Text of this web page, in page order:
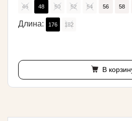
46 48 50 52 54 56 58
Длина: 176 182
В